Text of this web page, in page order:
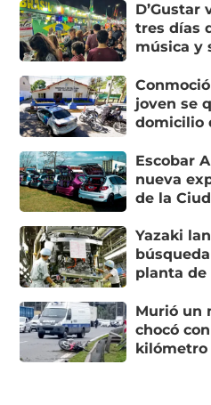
D’Gustar
tres días
música y
joven se
domicilio
Escobar
nueva
de la
Yazaki
planta de
Murió un
chocó
kilómetro